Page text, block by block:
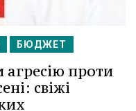
БЮДЖЕТ
проти
свіжі